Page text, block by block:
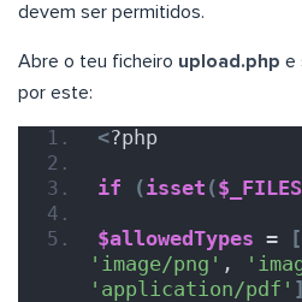
devem ser permitidos.
Abre o teu ficheiro upload.php e
por este:
<?php
if (isset (
$allowedTypes = [
'image/png' ,
'application/pdf' ]